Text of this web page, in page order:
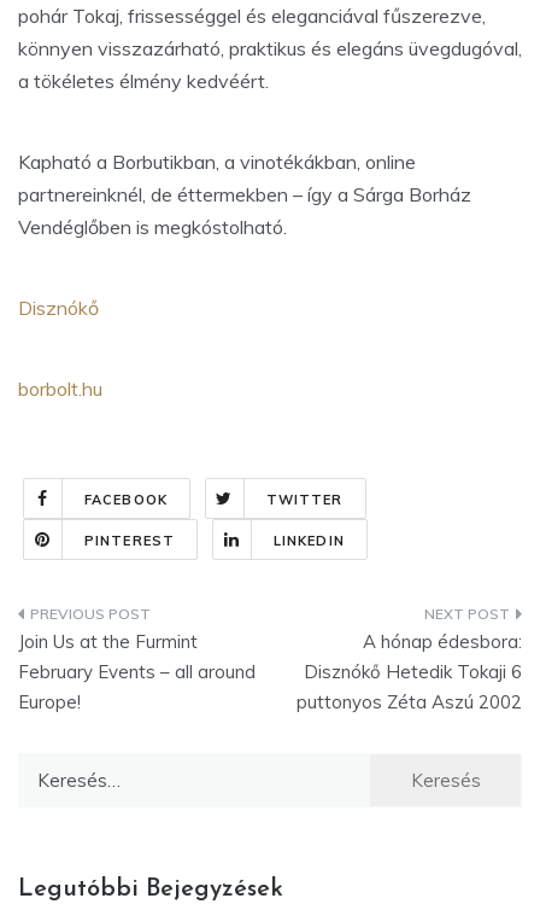
pohár Tokaj, frissességgel és eleganciával fűszerezve,
könnyen visszazárható, praktikus és elegáns üvegdugóval,
a tökéletes élmény kedvéért.
Kapható a Borbutikban, a vinotékákban, online
partnereinknél, de éttermekben – így a Sárga Borház
Vendéglőben is megkóstolható.
Disznókő
borbolt.hu
FACEBOOK TWITTER
PINTEREST LINKEDIN
Bejegyzés
navigáció
Join Us at the Furmint
February Events – all around
Europe!
A hónap édesbora:
Disznókő Hetedik Tokaji 6
puttonyos Zéta Aszú 2002
Legutóbbi Bejegyzések